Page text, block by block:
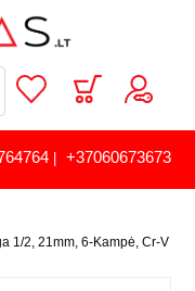
| +37060673673
1/2, 21mm, 6-Kampė, Cr-V